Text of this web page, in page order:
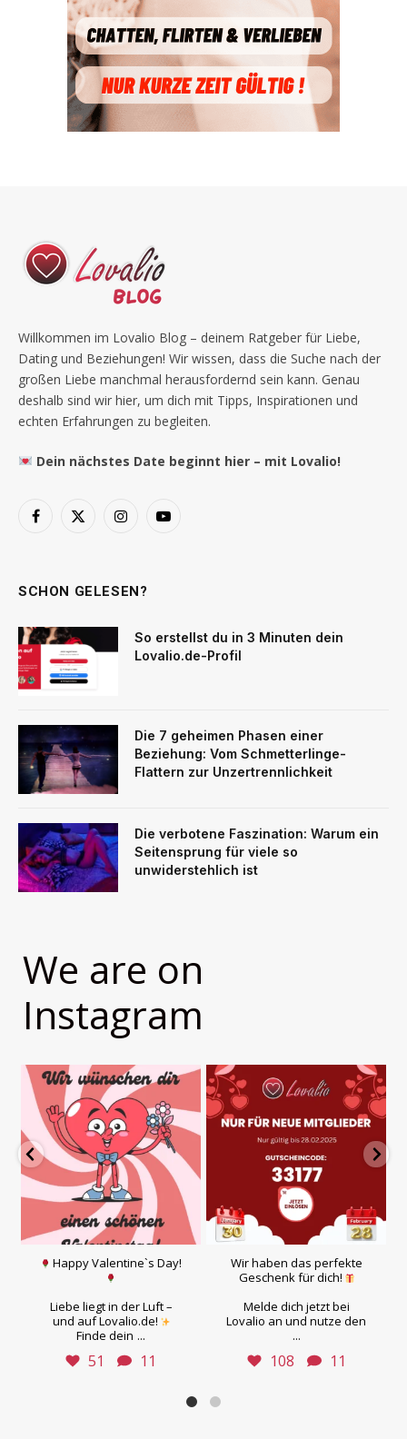
Willkommen im Lovalio Blog – deinem Ratgeber für Liebe,
Dating und Beziehungen! Wir wissen, dass die Suche nach der
großen Liebe manchmal herausfordernd sein kann. Genau
deshalb sind wir hier, um dich mit Tipps, Inspirationen und
echten Erfahrungen zu begleiten.
Dein nächstes Date beginnt hier – mit Lovalio!
Facebook
X
InstagramYouTube
SCHON GELESEN?
So erstellst du in 3 Minuten dein
Lovalio.de-Profil
Die 7 geheimen Phasen einer
Beziehung: Vom Schmetterlinge-
Flattern zur Unzertrennlichkeit
Die verbotene Faszination: Warum ein
Seitensprung für viele so
unwiderstehlich ist
We are on
Instagram
Happy Valentine`s Day!
Liebe liegt in der Luft –
und auf Lovalio.de!
Finde dein ...
51 11
Wir haben das perfekte
Geschenk für dich!
Melde dich jetzt bei
Lovalio an und nutze den
...
108 11